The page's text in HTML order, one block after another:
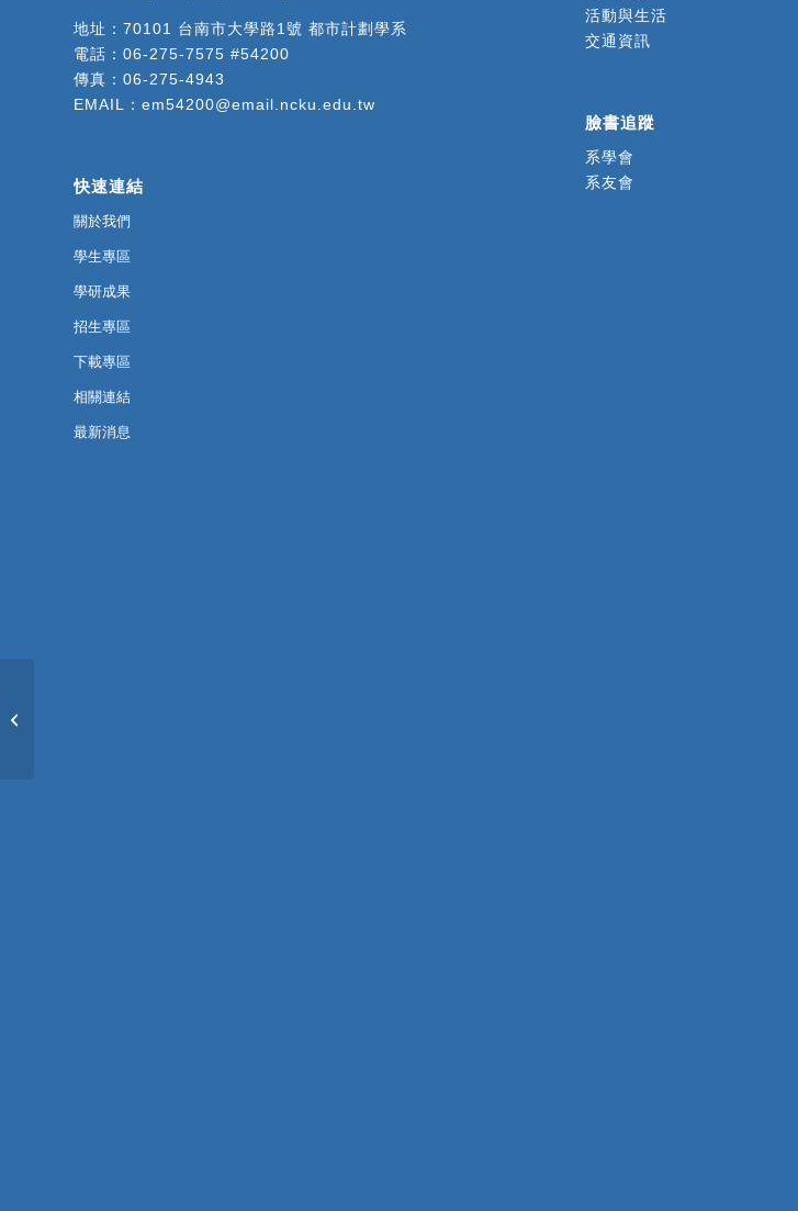
地址： 70101 台南市大學路1號 都市計劃學系
電話： 06-275-7575 #54200
傳真：06-275-4943
EMAIL： em54200@email.ncku.edu.tw
快速連結
關於我們
學生專區
學研成果
招生專區
下載專區
相關連結
最新消息
活動與生活
交通資訊
臉書追蹤
系學會
系友會